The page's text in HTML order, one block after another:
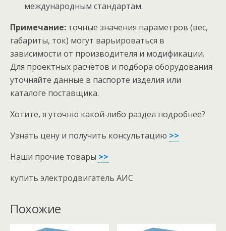
международным стандартам.
Примечание: точные значения параметров (вес,
габариты, ток) могут варьироваться в
зависимости от производителя и модификации.
Для проектных расчётов и подбора оборудования
уточняйте данные в паспорте изделия или
каталоге поставщика.
Хотите, я уточню какой‑либо раздел подробнее?
Узнать цену и получить консультацию >>
Наши прочие товары >>
купить электродвигатель АИС
Похожие